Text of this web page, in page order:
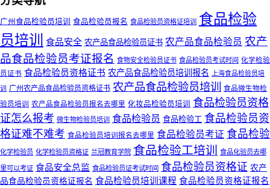
广州食品检验员培训 食品检验员报名 食品检验员资格证培训
食品检验
员培训
食品安全 农产品食品检验员证书 农产品食品检验员 农产
品食品检验员考证报名 食物安全检验员证书 食品检验员考试时间 化学检验
员证书 食品检验员资格证书 农产品食品检验员培训报名 上海食品检验员培
训 广州农产品食品检验员资格证书 农产品食品检验员培训
食品微生物检
验员培训 农产品食品检验员报名去哪里 化妆品检验员培训
食品检验员资格
证怎么报考 微生物检验员培训 食品检验员 食品检验工 食品检验员资
格证难不难考 食品检验员培训报名去哪里 食品检验员考证 食品检验
化学检验员 化学检验员资格证 兰冠教育学院 食品检验工培训 食品化验员去哪
里可以考证 食品安全总监 食品检验员证考试时间 食品检验员资格证 农产
品食品检验员资格证报名 食品检验员培训课程 食品检验员资格证报名